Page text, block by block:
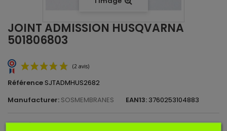
JOINT ADMISSION HUSQVARNA
501806803
Référence SJTADMHUS2682
Manufacturer: SOSMEMBRANES EAN13: 3760253104883
Joint d'admission pour machines HUSQVARNA